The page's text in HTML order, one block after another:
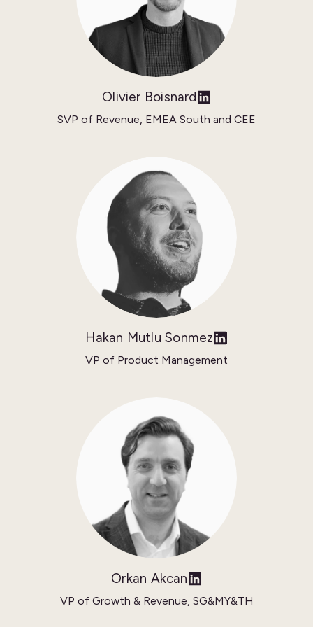
Olivier Boisnard
SVP of Revenue, EMEA South and CEE
Hakan Mutlu Sonmez
VP of Product Management
Orkan Akcan
VP of Growth & Revenue, SG&MY&TH